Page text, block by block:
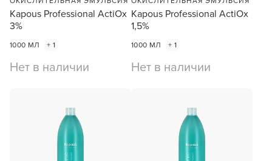
Kapous Professional ActiOx
3%
1000 МЛ + 1
Нет в наличии
Kapous Professional ActiOx
1,5%
1000 МЛ + 1
Нет в наличии
Заяц–робот
В новом приложении RedHare Market для Android
смотреть товары и оформлять заказы — удобнее и
намного быстрее!